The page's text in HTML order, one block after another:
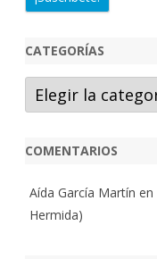
CATEGORÍAS
Categorías
COMENTARIOS
Aída García Martín en
Hermida)